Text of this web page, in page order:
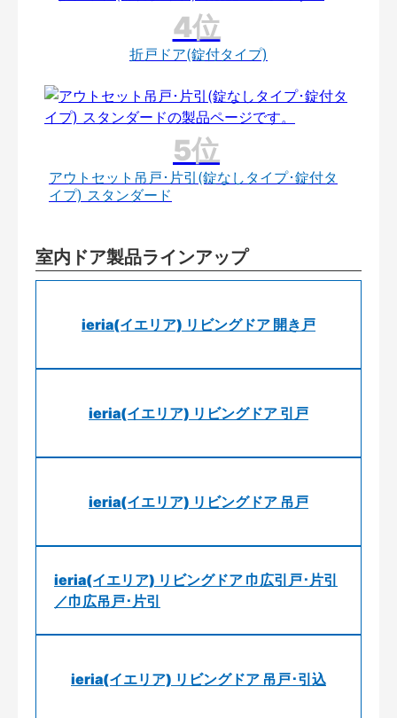
折戸ドア(錠付タイプ)
アウトセット吊戸･片引(錠なしタイプ･錠付タ
イプ) スタンダード
室内ドア製品ラインアップ
ieria(イエリア) リビングドア 開き戸
ieria(イエリア) リビングドア 引戸
ieria(イエリア) リビングドア 吊戸
ieria(イエリア) リビングドア 巾広引戸･片引
／巾広吊戸･片引
ieria(イエリア) リビングドア 吊戸･引込